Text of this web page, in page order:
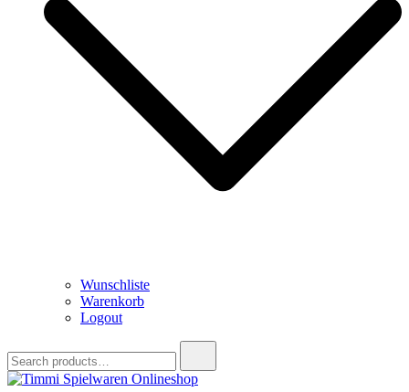
Wunschliste
Warenkorb
Logout
for: